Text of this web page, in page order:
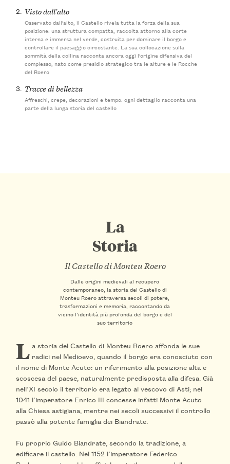
2. Visto dall'alto
Osservato dall’alto, il Castello rivela tutta la forza della sua
posizione: una struttura compatta, raccolta attorno alla corte
interna e immersa nel verde, costruita per dominare il borgo e
controllare il paesaggio circostante. La sua collocazione sulla
sommità della collina racconta ancora oggi l’origine difensiva del
complesso, nato come presidio strategico tra le alture e le Rocche
del Roero
3. Tracce di bellezza
Affreschi, crepe, decorazioni e tempo: ogni dettaglio racconta una
parte della lunga storia del castello
La
Storia
Il Castello di Monteu Roero
Dalle origini medievali al recupero
contemporaneo, la storia del Castello di
Monteu Roero attraversa secoli di potere,
trasformazioni e memoria, raccontando da
vicino l’identità più profonda del borgo e del
suo territorio
L a storia del Castello di Monteu Roero affonda le sue
radici nel Medioevo, quando il borgo era conosciuto con
il nome di Monte Acuto: un riferimento alla posizione alta e
scoscesa del paese, naturalmente predisposta alla difesa. Già
nell’XI secolo il territorio era legato al vescovo di Asti; nel
1041 l’imperatore Enrico III concesse infatti Monte Acuto
alla Chiesa astigiana, mentre nei secoli successivi il controllo
passò alla potente famiglia dei Biandrate.
Fu proprio Guido Biandrate, secondo la tradizione, a
edificare il castello. Nel 1152 l’imperatore Federico